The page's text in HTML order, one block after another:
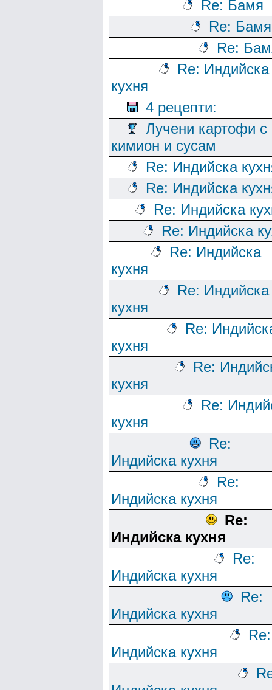
Re: Бамя
Re: Бамя
Re:
Re: Индийска
кухня
4 рецепти:
Лучени картофи с
кимион и сусам
Re: Индийска
Re: Индийска
Re: Индийска
Re: Индийска
Re: Индийска
кухня
Re: Индийска
кухня
Re:
кухня
Re:
кухня
Re:
кухня
Re:
Индийска кухня
Re:
Индийска кухня
Re:
Индийска кухня
Re:
Индийска кухня
Re:
Индийска кухня
Re:
Индийска кухня